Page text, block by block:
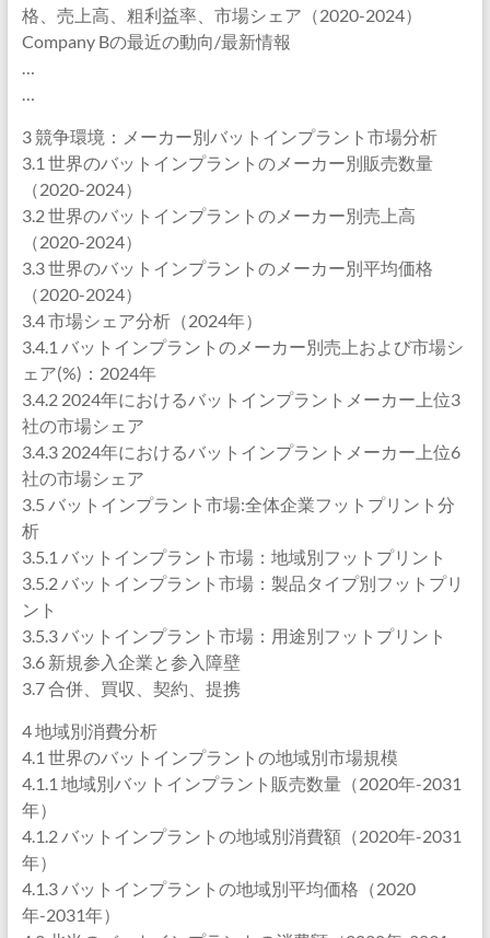
格、売上高、粗利益率、市場シェア（2020-2024）
Company Bの最近の動向/最新情報
…
…
3 競争環境：メーカー別バットインプラント市場分析
3.1 世界のバットインプラントのメーカー別販売数量
（2020-2024）
3.2 世界のバットインプラントのメーカー別売上高
（2020-2024）
3.3 世界のバットインプラントのメーカー別平均価格
（2020-2024）
3.4 市場シェア分析（2024年）
3.4.1 バットインプラントのメーカー別売上および市場シ
ェア(%)：2024年
3.4.2 2024年におけるバットインプラントメーカー上位3
社の市場シェア
3.4.3 2024年におけるバットインプラントメーカー上位6
社の市場シェア
3.5 バットインプラント市場:全体企業フットプリント分
析
3.5.1 バットインプラント市場：地域別フットプリント
3.5.2 バットインプラント市場：製品タイプ別フットプリ
ント
3.5.3 バットインプラント市場：用途別フットプリント
3.6 新規参入企業と参入障壁
3.7 合併、買収、契約、提携
4 地域別消費分析
4.1 世界のバットインプラントの地域別市場規模
4.1.1 地域別バットインプラント販売数量（2020年-2031
年）
4.1.2 バットインプラントの地域別消費額（2020年-2031
年）
4.1.3 バットインプラントの地域別平均価格（2020
年-2031年）